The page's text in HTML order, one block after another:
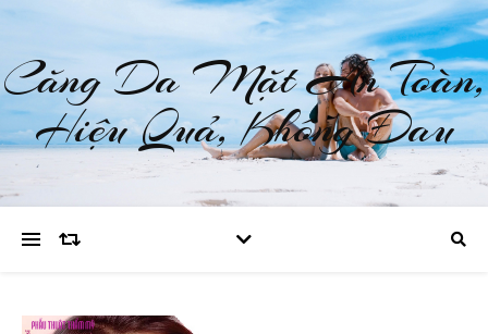
Căng Da Mặt An Toàn,
Hiệu Quả, Không Đau